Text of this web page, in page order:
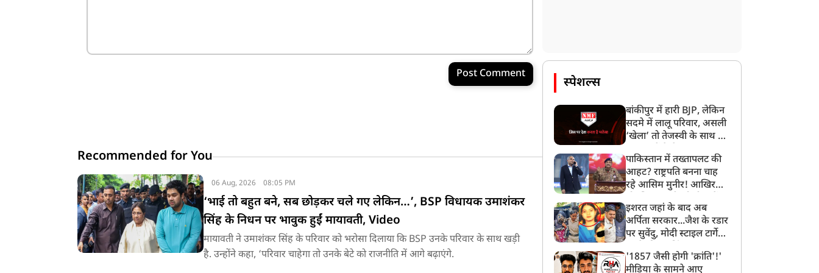
Post Comment
Recommended for You
06 Aug, 2026 08:05 PM
‘भाई तो बहुत बने, सब छोड़कर चले गए लेकिन…’, BSP विधायक उमाशंकर
सिंह के निधन पर भावुक हुईं मायावती, Video
मायावती ने उमाशंकर सिंह के परिवार को भरोसा दिलाया कि BSP उनके परिवार के साथ खड़ी
है. उन्होंने कहा, ‘परिवार चाहेगा तो उनके बेटे को राजनीति में आगे बढ़ाएंगे.
स्पेशल्स
बांकीपुर में हारी BJP, लेकिन
सदमे में लालू परिवार, असली
‘खेला’ तो तेजस्वी के साथ हो
पाकिस्तान में तख्तापलट की
आहट? राष्ट्रपति बनना चाह
रहे आसिम मुनीर! आखिर
बनाया मोहरा?
इशरत जहां के बाद अब
अर्पिता सरकार...जैश के रडार
पर सुवेंदु, मोदी स्टाइल टार्गेट
बड़ा एक्शन!
'1857 जैसी होगी 'क्रांति'!'
मीडिया के सामने आए